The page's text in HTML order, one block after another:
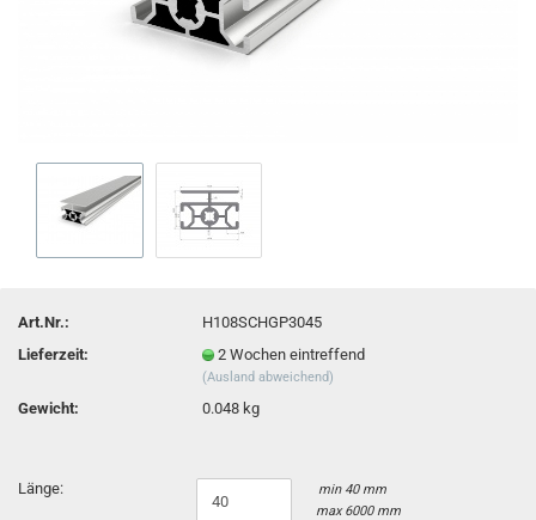
Art.Nr.:
H108SCHGP3045
Lieferzeit:
2 Wochen eintreffend
(Ausland abweichend)
Gewicht: 0.048 kg
Länge:
min 40 mm
max 6000 mm